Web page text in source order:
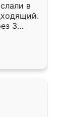
в
3